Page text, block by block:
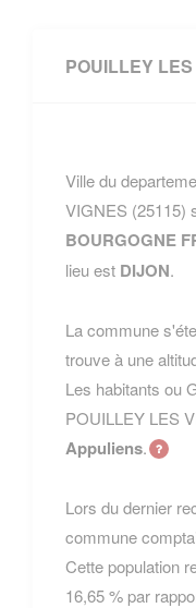
POUILLEY
Ville du
VIGNES (25115)
BOURGOGNE
lieu est DIJON.
La commune
trouve à une
Les habitants ou
POUILLEY LES
Appuliens.
Lors du dernier
commune
Cette population
16,65 % par